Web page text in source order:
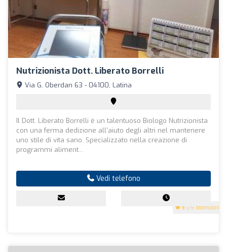
Nutrizionista Dott. Liberato Borrelli
5 (19 recensioni)
Via G. Oberdan 63 - 04100, Latina
Il Dott. Liberato Borrelli è un talentuoso Biologo Nutrizionista
con una ferma dedizione all'aiuto degli altri nel mantenere
uno stile di vita sano. Specializzato nella creazione di
programmi aliment...
Vedi telefono